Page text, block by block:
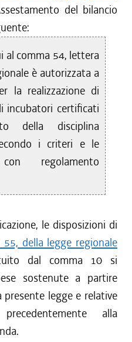
del bilancio
al comma 54, lettera
è autorizzata a
la realizzazione di
incubatori certificati
della disciplina
i criteri e le
regolamento
le disposizioni di
della legge regionale
dal comma 10 si
sostenute a partire
legge e relative
alla